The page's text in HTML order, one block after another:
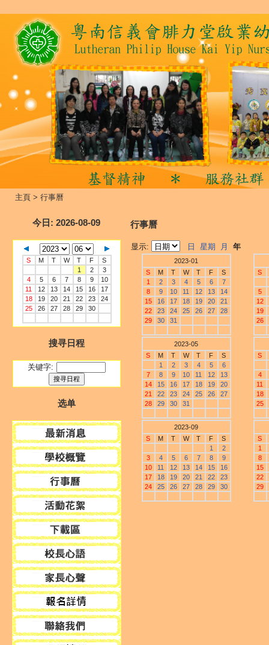
主頁 > 行事曆
今日 : 2026-08-09
S M T W T F
S
1
2
3
4
5 6 7 8 9
10
11
12 13 14 15 16
17
18
19 20 21 22 23
24
25
26 27 28 29 30
搜寻日程
关键字:
选单
行事曆
显示: 日 星期 月 年
2023-01
S
M T W T F
S
1
2 3 4 5 6
7
8
9 10 11 12 13
14
15
16 17 18 19 20
21
22
23 24 25 26 27
28
29
30 31
S
5
12
19
26
2023-05
S
M T W T F
S
1
2 3 4 5
6
7
8 9 10 11 12
13
14
15 16 17 18 19
20
21
22 23 24 25 26
27
28
29 30 31
S
4
11
18
25
2023-09
S
M T W T F
S
1
2
3
4 5 6 7 8
9
10
11 12 13 14 15
16
17
18 19 20 21 22
23
24
25 26 27 28 29 30
S
1
8
15
22
29